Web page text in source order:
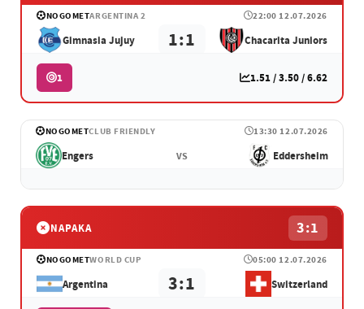
NOGOMETARGENTINA 2 22:00 12.07.2026
Gimnasia Jujuy 1:1 Chacarita Juniors
1 1.51 / 3.50 / 6.62
NOGOMETCLUB FRIENDLY 13:30 12.07.2026
Engers VS Eddersheim
NAPAKA 3:1
NOGOMETWORLD CUP 05:00 12.07.2026
Argentina 3:1 Switzerland